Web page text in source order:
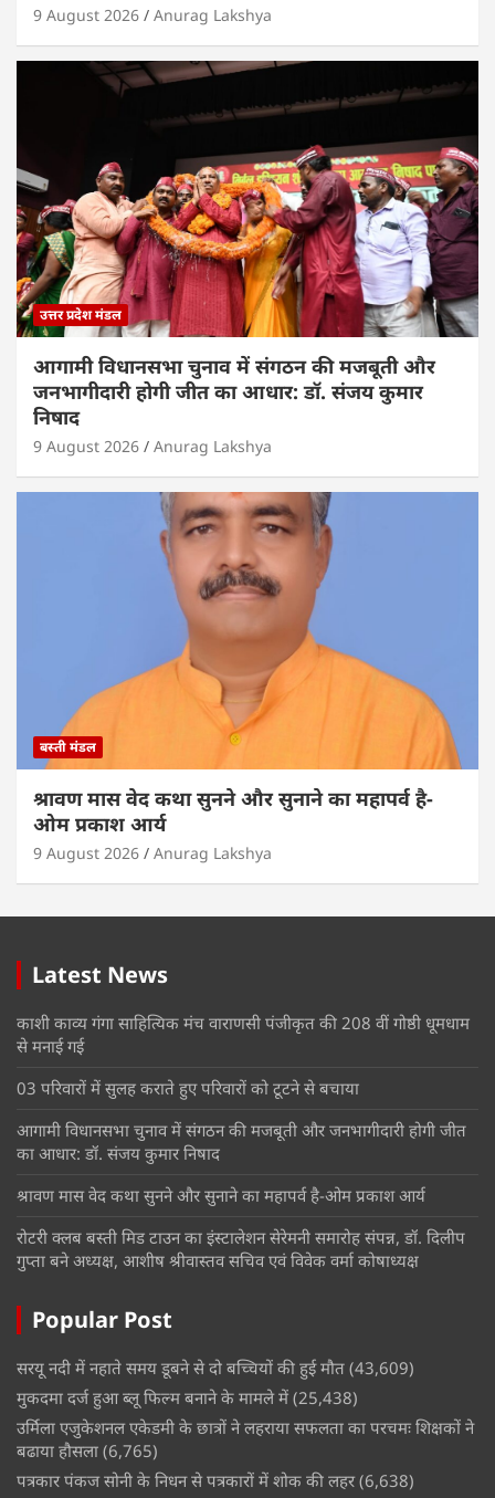
9 August 2026 Anurag Lakshya
उत्तर प्रदेश मंडल
आगामी विधानसभा चुनाव में संगठन की मजबूती और
जनभागीदारी होगी जीत का आधार: डॉ. संजय कुमार
निषाद
9 August 2026 Anurag Lakshya
बस्ती मंडल
श्रावण मास वेद कथा सुनने और सुनाने का महापर्व है-
ओम प्रकाश आर्य
9 August 2026 Anurag Lakshya
Latest News
काशी काव्य गंगा साहित्यिक मंच वाराणसी पंजीकृत की 208 वीं गोष्ठी धूमधाम
से मनाई गई
03 परिवारों में सुलह कराते हुए परिवारों को टूटने से बचाया
आगामी विधानसभा चुनाव में संगठन की मजबूती और जनभागीदारी होगी जीत
का आधार: डॉ. संजय कुमार निषाद
श्रावण मास वेद कथा सुनने और सुनाने का महापर्व है-ओम प्रकाश आर्य
रोटरी क्लब बस्ती मिड टाउन का इंस्टालेशन सेरेमनी समारोह संपन्न, डॉ. दिलीप
गुप्ता बने अध्यक्ष, आशीष श्रीवास्तव सचिव एवं विवेक वर्मा कोषाध्यक्ष
Popular Post
सरयू नदी में नहाते समय डूबने से दो बच्चियों की हुई मौत (43,609)
मुकदमा दर्ज हुआ ब्लू फिल्म बनाने के मामले में (25,438)
उर्मिला एजुकेशनल एकेडमी के छात्रों ने लहराया सफलता का परचमः शिक्षकों ने
बढाया हौसला (6,765)
पत्रकार पंकज सोनी के निधन से पत्रकारों में शोक की लहर (6,638)